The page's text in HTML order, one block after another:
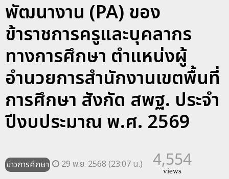
พัฒนางาน (PA) ของ
ข้าราชการครูและบุคลากร
ทางการศึกษา ตำแหน่งผู้
อำนวยการสำนักงานเขตพื้นที่
การศึกษา สังกัด สพฐ. ประจำ
ปีงบประมาณ พ.ศ. 2569
ข่าวการศึกษา 29 พ.ย. 2568 (23:07 น.) 4,554
views